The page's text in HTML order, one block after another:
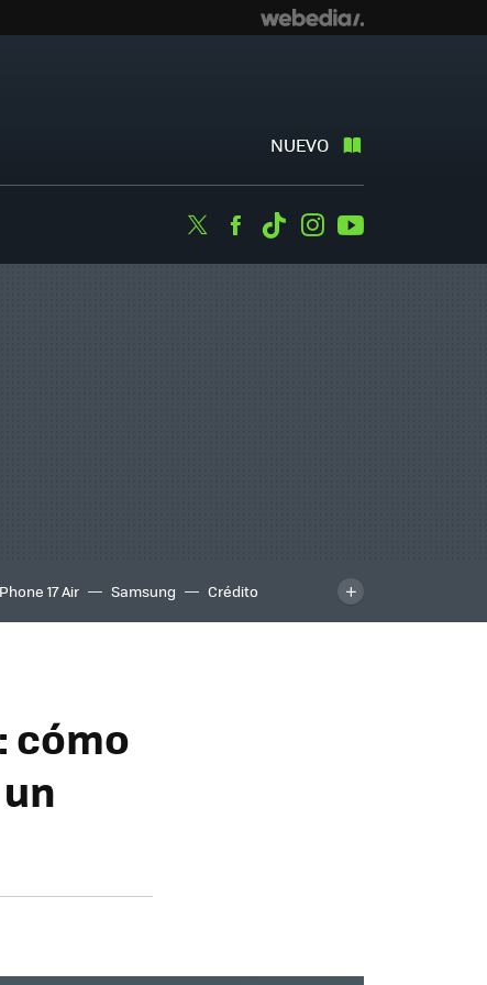
NUEVO
TwitterFacebook
TiktokInstagram
17 Air Samsung
Crédito
cómo